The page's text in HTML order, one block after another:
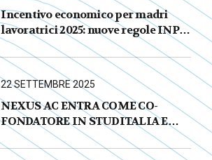
Incentivo economico per madri
lavoratrici 2025: nuove regole INPS
e requisiti aggiornati
22 SETTEMBRE 2025
NEXUS AC ENTRA COME CO-
FONDATORE IN STUDITALIA E
AVVIA L’AREA LEGALE DEL
GRUPPO